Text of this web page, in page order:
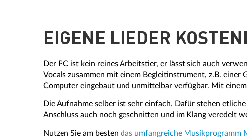
EIGENE LIEDER
Der PC ist kein reines Arbeitstier, er lässt sich auch
Vocals zusammen mit einem Begleitinstrument, z.B.
Computer eingebaut und unmittelbar verfügbar. Mit
Die Aufnahme selber ist sehr einfach. Dafür stehen
Anschluss auch noch geschnitten und im Klang veredelt
Nutzen Sie am besten das umfangreiche Musikprogramm